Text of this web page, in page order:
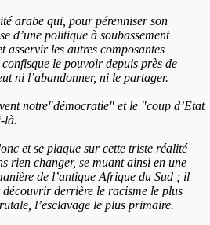
arabe qui, pour pérenniser son
d’une politique à soubassement
asservir les autres composantes
le pouvoir depuis près de
ni l’abandonner, ni le partager.
notre"démocratie" et le "coup d’Etat
là.
et se plaque sur cette triste réalité
rien changer, se muant ainsi en une
de l’antique Afrique du Sud ; il
derrière le racisme le plus
l’esclavage le plus primaire.